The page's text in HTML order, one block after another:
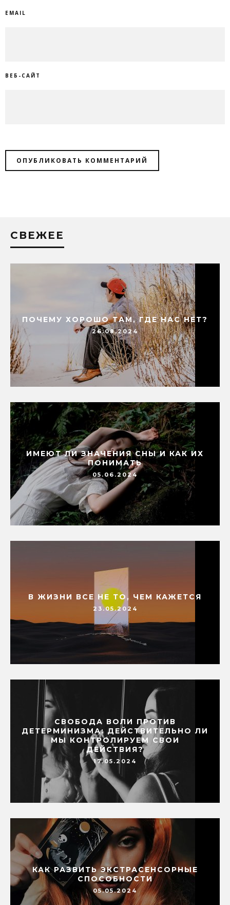
EMAIL
ВЕБ-САЙТ
СВЕЖЕЕ
ПОЧЕМУ ХОРОШО ТАМ, ГДЕ НАС НЕТ?
26.08.2024
ИМЕЮТ ЛИ ЗНАЧЕНИЯ СНЫ И КАК ИХ
ПОНИМАТЬ
05.06.2024
В ЖИЗНИ ВСЕ НЕ ТО, ЧЕМ КАЖЕТСЯ
23.05.2024
СВОБОДА ВОЛИ ПРОТИВ
ДЕТЕРМИНИЗМА: ДЕЙСТВИТЕЛЬНО ЛИ
МЫ КОНТРОЛИРУЕМ СВОИ
ДЕЙСТВИЯ?
17.05.2024
КАК РАЗВИТЬ ЭКСТРАСЕНСОРНЫЕ
СПОСОБНОСТИ
05.05.2024